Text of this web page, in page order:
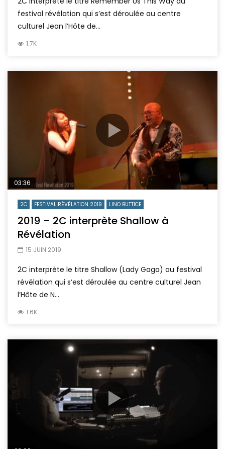
festival révélation qui s’est déroulée au centre
culturel Jean l’Hôte de...
1.7K
03:36
2C FESTIVAL RÉVÉLATION 2019 LINO BUTTICE
2019 – 2C interprète Shallow à
Révélation
15 JUIN 2019
2C interprète le titre Shallow (Lady Gaga) au festival
révélation qui s’est déroulée au centre culturel Jean
l’Hôte de N...
1.6K